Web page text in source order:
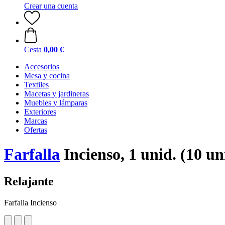
Crear una cuenta
Cesta 0,00 €
Accesorios
Mesa y cocina
Textiles
Macetas y jardineras
Muebles y lámparas
Exteriores
Marcas
Ofertas
Farfalla Incienso, 1 unid. (10
Relajante
Farfalla Incienso